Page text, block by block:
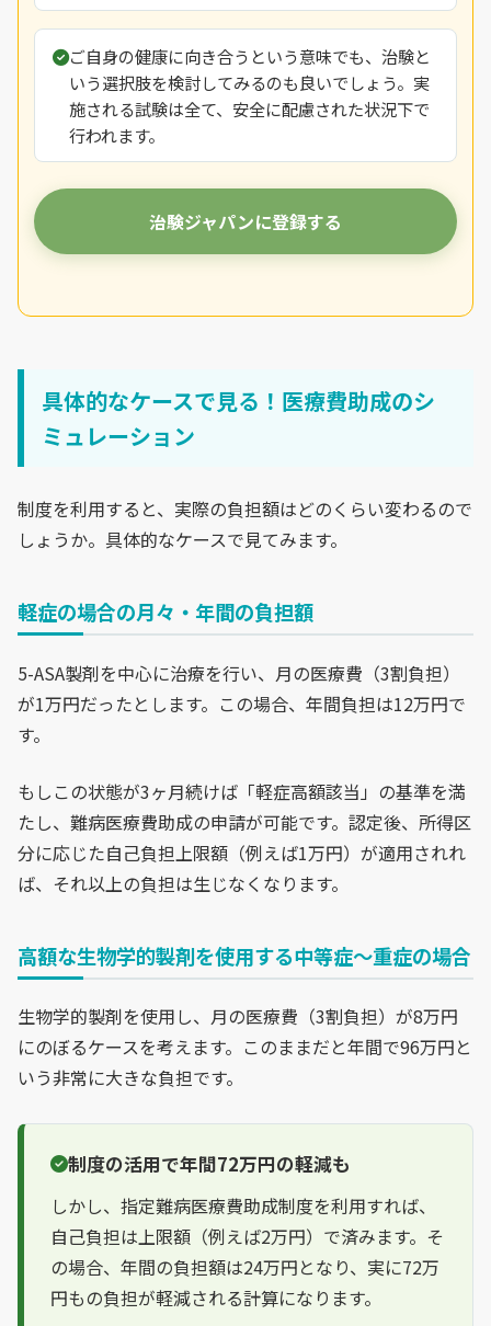
ご自身の健康に向き合うという意味でも、治験と
いう選択肢を検討してみるのも良いでしょう。実
施される試験は全て、安全に配慮された状況下で
行われます。
治験ジャパンに登録する
具体的なケースで見る！医療費助成のシ
ミュレーション
制度を利用すると、実際の負担額はどのくらい変わるので
しょうか。具体的なケースで見てみます。
軽症の場合の月々・年間の負担額
5-ASA製剤を中心に治療を行い、月の医療費（3割負担）
が1万円だったとします。この場合、年間負担は12万円で
す。
もしこの状態が3ヶ月続けば「軽症高額該当」の基準を満
たし、難病医療費助成の申請が可能です。認定後、所得区
分に応じた自己負担上限額（例えば1万円）が適用されれ
ば、それ以上の負担は生じなくなります。
高額な生物学的製剤を使用する中等症〜重症の場合
生物学的製剤を使用し、月の医療費（3割負担）が8万円
にのぼるケースを考えます。このままだと年間で96万円と
いう非常に大きな負担です。
制度の活用で年間72万円の軽減も
しかし、指定難病医療費助成制度を利用すれば、
自己負担は上限額（例えば2万円）で済みます。そ
の場合、年間の負担額は24万円となり、実に72万
円もの負担が軽減される計算になります。